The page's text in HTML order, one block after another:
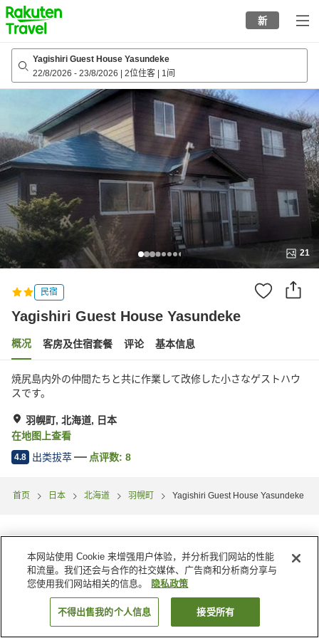
to
top
page
新
Yagishiri Guest House Yasundeke
22/8/2026 - 23/8/2026 2位住客 1间
21
民宿
Yagishiri Guest House Yasundeke
概况 客房及住宿套餐 评论 基本信息
焼尻島内外の仲間たちと共に作業して改修した小さなゲストハウ
スです。
羽幌町, 北海道, 日本
在地图上查看
4.8 出类拔萃 点评数: 8
首页 日本 北海道 羽幌町 Yagishiri Guest House Yasundeke
搜索客房
本网站使用 Cookie 来增强用户体验，并分析我们网站的性能
和流量。我们还会与合作的社交媒体、广告商和分析商分享与
您使用我们网站相关的信息。
隐私政策
不得出售我的个人信息 接受所有